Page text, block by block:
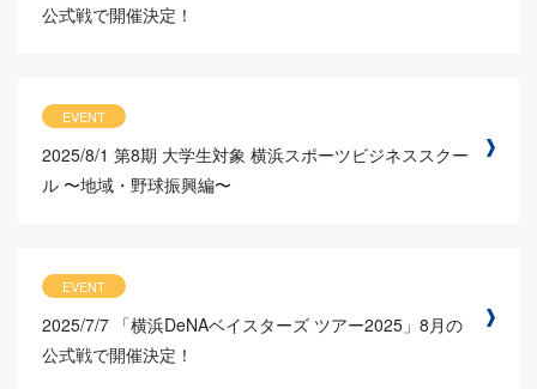
公式戦で開催決定！
EVENT
2025/8/1 第8期 大学生対象 横浜スポーツビジネススクー
ル 〜地域・野球振興編〜
EVENT
2025/7/7 「横浜DeNAベイスターズ ツアー2025」8月の
公式戦で開催決定！